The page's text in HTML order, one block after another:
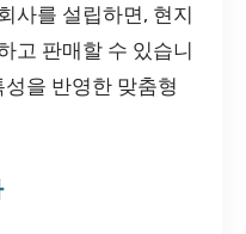
사를 설립하면, 현지
고 판매할 수 있습니
을 반영한 맞춤형